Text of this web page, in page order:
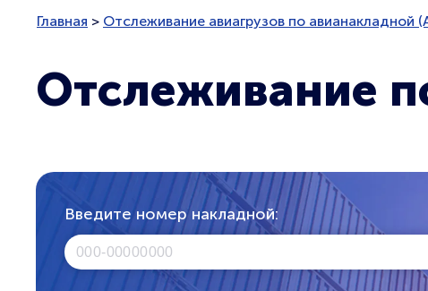
Главная > Отслеживание авиагрузов по авианакладной
Отслеживание
Введите номер накладной: